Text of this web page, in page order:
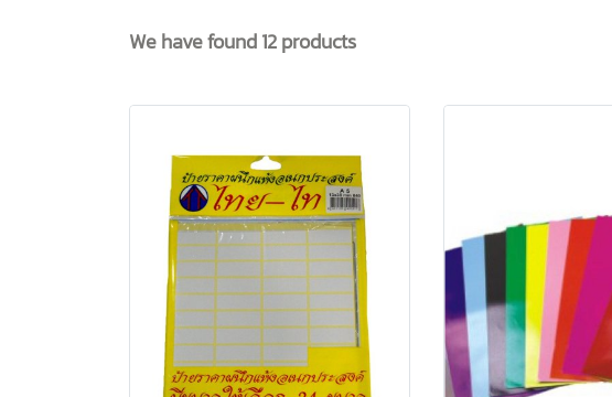
We have found 12 products